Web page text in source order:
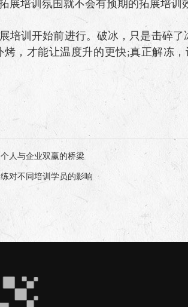
培训氛围就不会有预期的拓展
训开始前进行。破冰，只是击碎了
烤，才能让温度升的更快;真正解冻
人与企业双赢的桥梁
对不同培训学员的影响